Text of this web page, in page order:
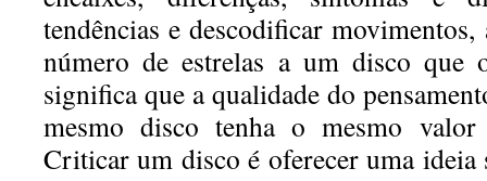
tendências e descodificar
número de estrelas a um disco
significa que a qualidade do
mesmo disco tenha o mesmo
Criticar um disco é oferecer uma ideia